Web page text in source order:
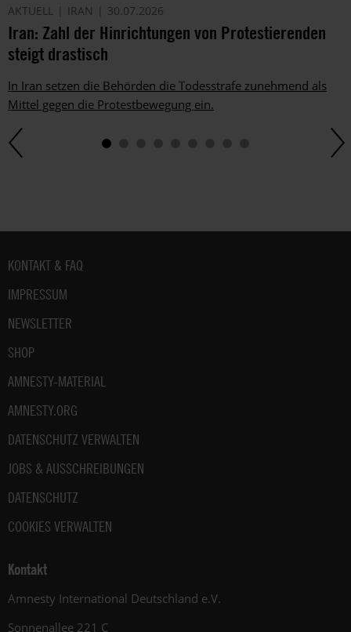
AKTUELL IRAN 30.07.2026
Iran: Zahl der Hinrichtungen von Protestierenden
steigt drastisch
In Iran setzen die Behörden die Todesstrafe zunehmend als
Mittel gegen die Protestbewegung ein.
Fußbereich
KONTAKT & FAQ
IMPRESSUM
NEWSLETTER
SHOP
AMNESTY-MATERIAL
AMNESTY.ORG
DATENSCHUTZ VERWALTEN
JOBS & AUSSCHREIBUNGEN
DATENSCHUTZ
COOKIES VERWALTEN
Kontakt
Amnesty International Deutschland e.V.
Sonnenallee 221 C